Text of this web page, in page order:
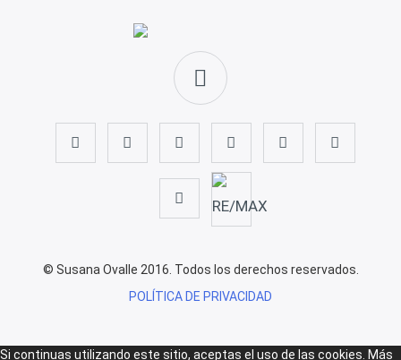
© Susana Ovalle 2016. Todos los derechos reservados.
POLÍTICA DE PRIVACIDAD
Si continuas utilizando este sitio, aceptas el uso de las cookies. Más